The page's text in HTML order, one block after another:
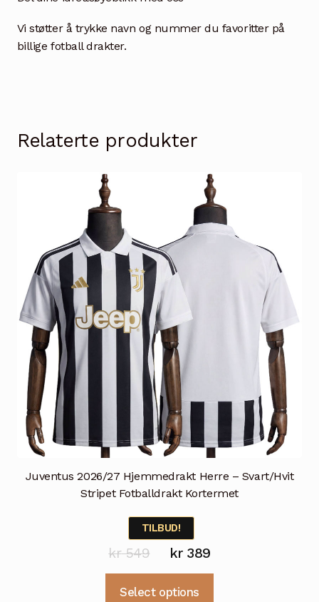
Vi støtter å trykke navn og nummer du favoritter på
billige fotball drakter.
Relaterte produkter
Juventus 2026/27 Hjemmedrakt Herre – Svart/Hvit
Stripet Fotballdrakt Kortermet
TILBUD!
kr549
Opprinnelig
pris
var:
kr389Nåværende
pris
Select options